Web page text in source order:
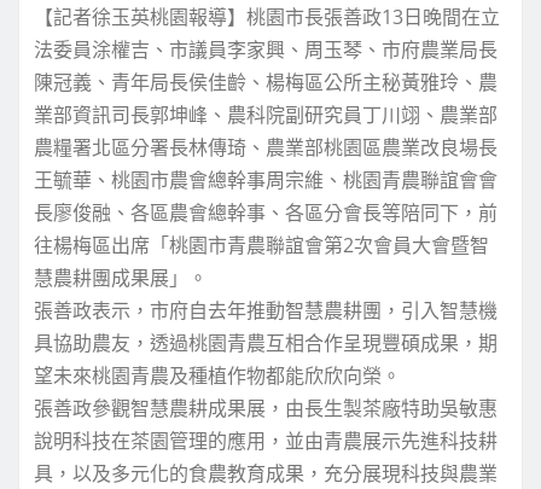
【記者徐玉英桃園報導】桃園市長張善政13日晚間在立
法委員涂權吉、市議員李家興、周玉琴、市府農業局長
陳冠義、青年局長侯佳齡、楊梅區公所主秘黃雅玲、農
業部資訊司長郭坤峰、農科院副研究員丁川翊、農業部
農糧署北區分署長林傳琦、農業部桃園區農業改良場長
王毓華、桃園市農會總幹事周宗維、桃園青農聯誼會會
長廖俊融、各區農會總幹事、各區分會長等陪同下，前
往楊梅區出席「桃園市青農聯誼會第2次會員大會暨智
慧農耕團成果展」。
張善政表示，市府自去年推動智慧農耕團，引入智慧機
具協助農友，透過桃園青農互相合作呈現豐碩成果，期
望未來桃園青農及種植作物都能欣欣向榮。
張善政參觀智慧農耕成果展，由長生製茶廠特助吳敏惠
說明科技在茶園管理的應用，並由青農展示先進科技耕
具，以及多元化的食農教育成果，充分展現科技與農業